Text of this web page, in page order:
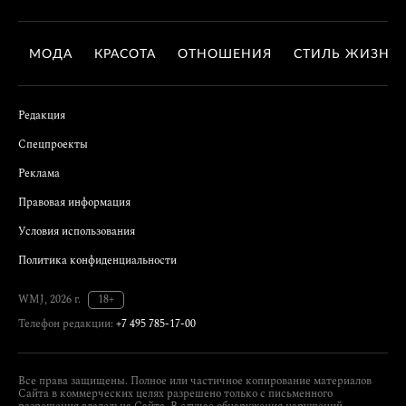
МОДА КРАСОТА ОТНОШЕНИЯ СТИЛЬ ЖИЗНИ
Редакция
Спецпроекты
Реклама
Правовая информация
Условия использования
Политика конфиденциальности
WMJ, 2026 г.
18+
Телефон редакции: +7 495 785-17-00
Все права защищены. Полное или частичное копирование материалов
Сайта в коммерческих целях разрешено только с письменного